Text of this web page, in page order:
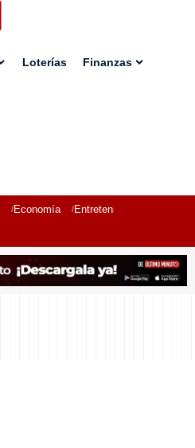
Loterías Finanzas
Economía Entretenimiento